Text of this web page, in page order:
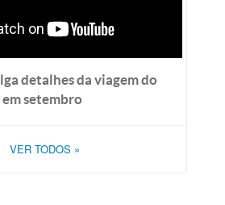
detalhes da viagem do
em setembro
VER TODOS »